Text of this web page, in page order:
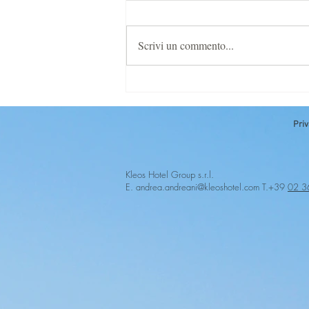
Scrivi un commento...
Kleos Hotel Group s.r.l.
E. andrea.andreani@kleoshotel.com T.+39 02